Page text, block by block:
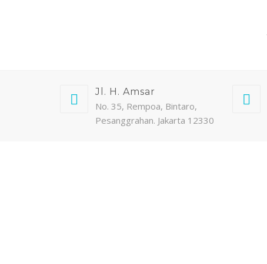
Jl. H. Amsar
No. 35, Rempoa, Bintaro,
Pesanggrahan. Jakarta 12330